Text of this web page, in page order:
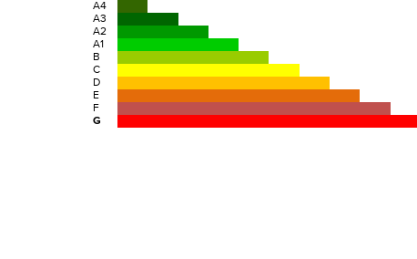
A4
A3
A2
A1
B
C
D
E
F
G